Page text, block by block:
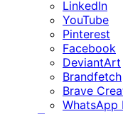
LinkedIn
YouTube
Pinterest
Facebook
DeviantArt
Brandfetch
Brave
WhatsApp